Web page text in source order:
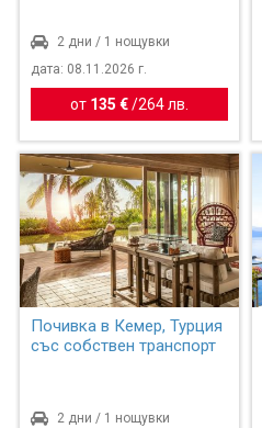
2 дни / 1 нощувки
дата: 08.11.2026 г.
от 135 € /264 лв.
Почивка в Кемер, Турция
със собствен транспорт
2 дни / 1 нощувки